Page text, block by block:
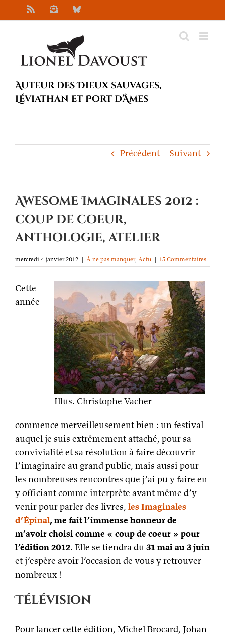
au
NewsletterBluesky
Auteur des Dieux sauvages,
Léviathan et Port d’Âmes
Précédent Suivant
Awesome Imaginales 2012 :
coup de coeur,
anthologie, atelier
mercredi 4 janvier 2012 | À ne pas manquer, Actu | 15 Commentaires
Illus. Christophe Vacher
Cette
année
commence merveilleusement bien : un festival
auquel je suis extrêmement attaché, pour sa
convivialité et sa résolution à faire découvrir
l’imaginaire au grand public, mais aussi pour
les nombreuses rencontres que j’ai pu y faire en
y officiant comme interprète avant même d’y
venir pour parler des livres, les Imaginales
d’Épinal, me fait l’immense honneur de
m’avoir choisi comme « coup de coeur » pour
l’édition 2012. Elle se tiendra du31 mai au 3 juin
et j’espère avoir l’occasion de vous y retrouver
nombreux !
Télévision
Pour lancer cette édition, Michel Brocard, Johan